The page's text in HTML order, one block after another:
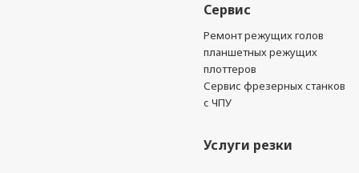
Сервис
Ремонт режущих голов
планшетных режущих
плоттеров
Сервис фрезерных станков
с ЧПУ
Услуги резки